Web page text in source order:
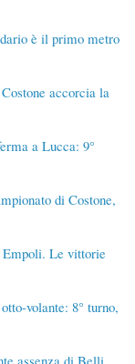
è il primo metro
accorcia la
a Lucca: 9°
di Costone,
Empoli. Le vittorie
volante: 8° turno,